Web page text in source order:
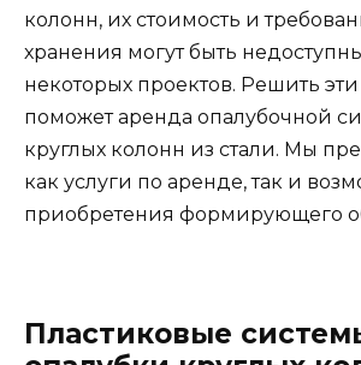
колонн, их стоимость и
хранения могут быть
некоторых проектов. Решить
поможет аренда опалубочной
круглых колонн из стали. Мы
как услуги по аренде, так и
приобретения формирующего
Пластиковые